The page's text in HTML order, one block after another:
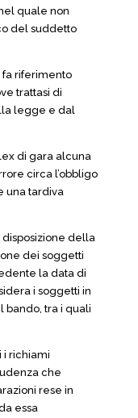
quale non
del suddetto
fa riferimento
trattasi di
legge e dal
di gara alcuna
circa l’obbligo
una tardiva
della
dei soggetti
la data di
i soggetti in
bando, tra i quali
i richiami
che
rese in
essa